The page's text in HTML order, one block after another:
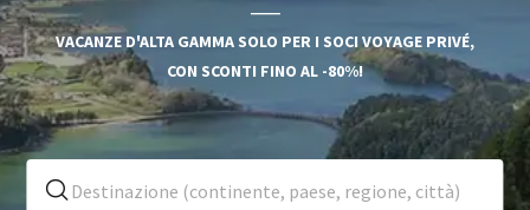
VACANZE D'ALTA GAMMA SOLO PER I SOCI VOYAGE PRIVÉ,
CON SCONTI FINO AL -80%!